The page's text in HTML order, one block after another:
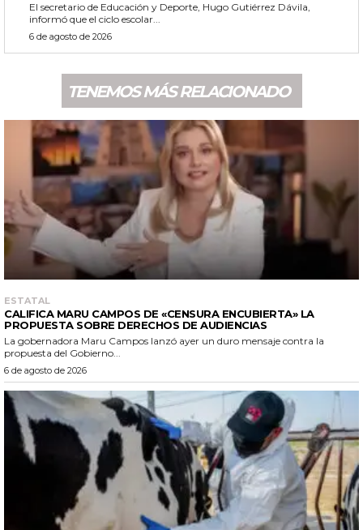
El secretario de Educación y Deporte, Hugo Gutiérrez Dávila,
informó que el ciclo escolar...
6 de agosto de 2026
TENEMOS MÁS RELACIONADO
ESTATAL
CALIFICA MARU CAMPOS DE «CENSURA ENCUBIERTA» LA
PROPUESTA SOBRE DERECHOS DE AUDIENCIAS
La gobernadora Maru Campos lanzó ayer un duro mensaje contra la
propuesta del Gobierno...
6 de agosto de 2026